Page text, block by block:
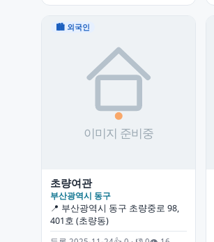
🏙 외국인
초량여관
부산광역시 동구
📍 부산광역시 동구 초량중로 98,
401호 (초량동)